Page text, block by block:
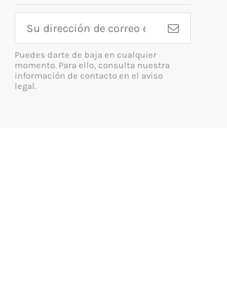
Puedes darte de baja en cualquier
momento. Para ello, consulta nuestra
información de contacto en el aviso
legal.